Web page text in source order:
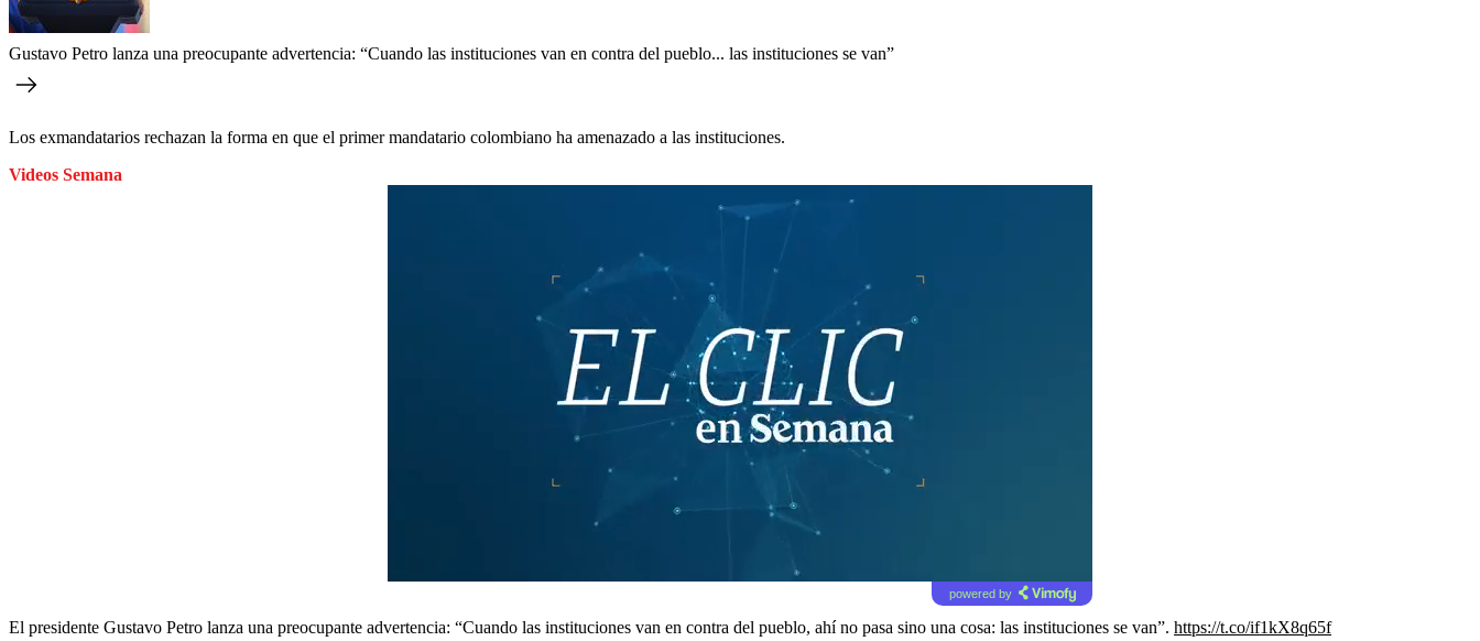
Gustavo Petro lanza una preocupante advertencia: “Cuando las instituciones van en contra del pueblo... las instituciones se van”
Los exmandatarios rechazan la forma en que el primer mandatario colombiano ha amenazado a las instituciones.
Videos Semana
powered by
El presidente Gustavo Petro lanza una preocupante advertencia: “Cuando las instituciones van en contra del pueblo, ahí no pasa sino una cosa: las instituciones se van”. https://t.co/if1kX8q65f